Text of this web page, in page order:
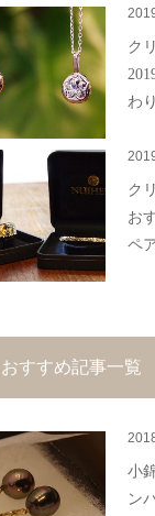
ク
わ
ク
お
ペ
おすすめ記事一覧
小
ン